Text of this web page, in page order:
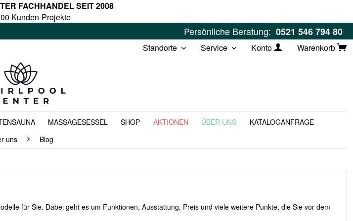
FACHHANDEL SEIT 2008
Kunden-Projekte
Persönliche Beratung: 0521 546 794 80
Standorte Service Konto Warenkorb
MASSAGESESSEL SHOP AKTIONEN ÜBER UNS
KATALOGANFRAGE
uns
Blog
für Sie. Dabei geht es um Funktionen, Ausstattung, Preis und viele weitere Punkte, die Sie vor dem